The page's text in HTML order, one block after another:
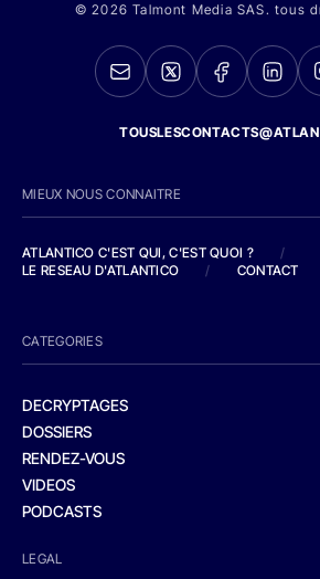
© 2026 Talmont Media SAS. tous
MIEUX NOUS CONNAITRE
ATLANTICO C'EST QUI, C'EST QUOI ?
/
LE RESEAU D'ATLANTICO
/ CONTACT
CATEGORIES
DECRYPTAGES
DOSSIERS
RENDEZ-VOUS
VIDEOS
PODCASTS
LEGAL